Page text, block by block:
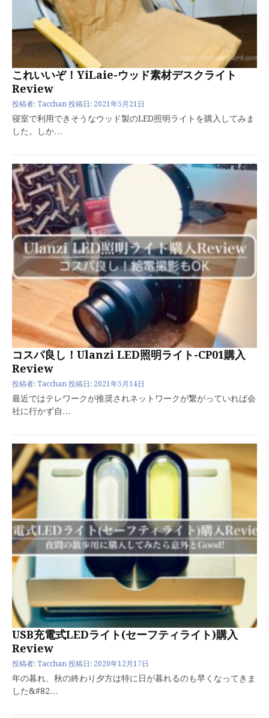
これいいぞ！YiLaie-ウッド素材デスクライト
Review
投稿者: Tacchan 投稿日: 2021年5月21日
寝室で利用できそうなウッド製のLED照明ライトを購入してみま
した。しか…
コスパ良し！Ulanzi LED照明ライト-CP01購入
Review
投稿者: Tacchan 投稿日: 2021年5月14日
最近ではテレワークが推奨されネットワークが繋がっていれば会
社に行かず自…
USB充電式LEDライト(セーフティライト)購入
Review
投稿者: Tacchan 投稿日: 2020年12月17日
年の暮れ、秋の終わり夕方は特に日が暮れるのも早くなってきま
した&#82…